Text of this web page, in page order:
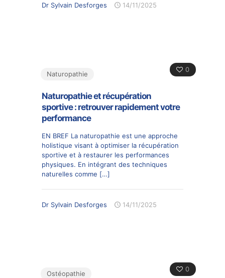
Dr Sylvain Desforges 14/11/2025
0
Naturopathie
Naturopathie et récupération
sportive : retrouver rapidement votre
performance
EN BREF La naturopathie est une approche
holistique visant à optimiser la récupération
sportive et à restaurer les performances
physiques. En intégrant des techniques
naturelles comme […]
Dr Sylvain Desforges 14/11/2025
0
Ostéopathie